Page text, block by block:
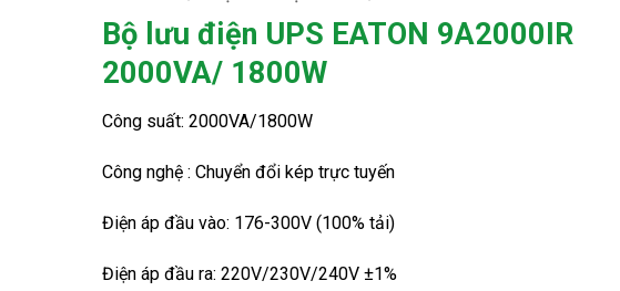
Bộ lưu điện UPS EATON 9A2000IR
2000VA/ 1800W
Công suất: 2000VA/1800W
Công nghệ : Chuyển đổi kép trực tuyến
Điện áp đầu vào: 176-300V (100% tải)
Điện áp đầu ra: 220V/230V/240V ±1%